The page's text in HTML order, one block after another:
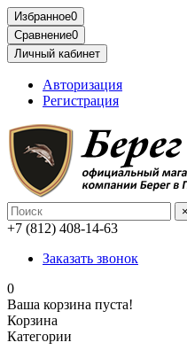
Избранное0
Сравнение0
Личный кабинет
Авторизация
Регистрация
×
+7 (812) 408-14-63
Заказать звонок
0
Ваша корзина пуста!
Корзина
Категории